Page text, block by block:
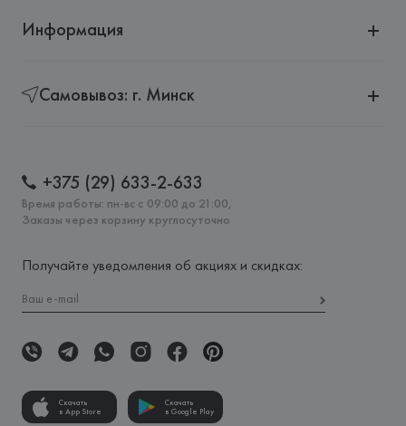
Информация
Самовывоз: г. Минск
+375 (29) 633-2-633
Время работы: пн-вс с 09:00 до 21:00,
Заказы через корзину круглосуточно
Получайте уведомления об акциях и скидках:
Скачать
в App Store
Скачать
в Google Play